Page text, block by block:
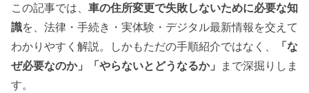
この記事では、 車の住所変更で失敗しないために必要な知
識を、法律・手続き・実体験・デジタル最新情報を交えて
わかりやすく解説。しかもただの手順紹介ではなく、
「な
ぜ必要なのか」「やらないとどうなるか」 まで深掘りしま
す。